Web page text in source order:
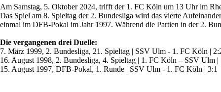
Am Samstag, 5. Oktober 2024, trifft der 1. FC Köln um 13 Uhr im
Das Spiel am 8. Spieltag der 2. Bundesliga wird das vierte
einmal im DFB-Pokal im Jahr 1997. Während die Partien in der 2.
Die vergangenen drei Duelle:
7. März 1999, 2. Bundesliga, 21. Spieltag | SSV Ulm - 1. FC Köln |
16. August 1998, 2. Bundesliga, 4. Spieltag | 1. FC Köln – SSV Ulm
15. August 1997, DFB-Pokal, 1. Runde | SSV Ulm - 1. FC Köln | 3:1